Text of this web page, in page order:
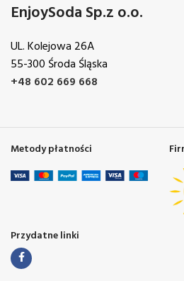
EnjoySoda Sp.z o.o.
UL. Kolejowa 26A
55-300 Środa Śląska
+48 602 669 668
Metody płatności
Przydatne linki